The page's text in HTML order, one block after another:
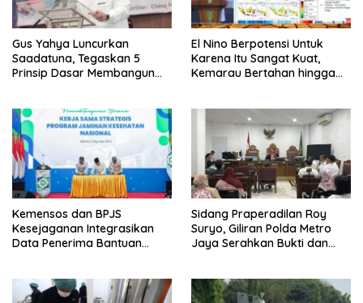
Gus Yahya Luncurkan
Saadatuna, Tegaskan 5
Prinsip Dasar Membangun
El Nino Berpotensi Untuk
Karena Itu Sangat Kuat,
Kemarau Bertahan hingga
Kemensos dan BPJS
Kesejaganan Integrasikan
Data Penerima Bantuan
Sidang Praperadilan Roy
Suryo, Giliran Polda Metro
Jaya Serahkan Bukti dan